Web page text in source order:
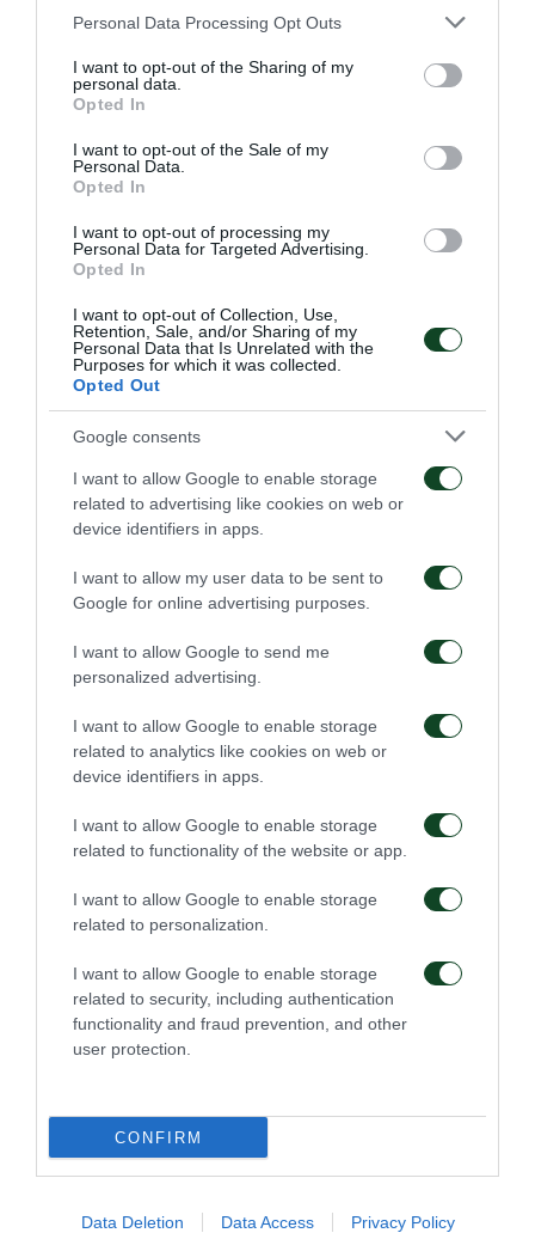
Please note that this website/app uses one or more Google
not limited to your visit or usage behaviour. You may click to
grant or deny consent to Google and its third-party tags to
use your data for below specified purposes in below Google
consent section.
Personal Data Processing Opt Outs
I want to opt-out of the Sharing of my
personal data.
Opted In
I want to opt-out of the Sale of my
Personal Data.
Opted In
I want to opt-out of processing my
Personal Data for Targeted Advertising.
Opted In
I want to opt-out of Collection, Use,
Retention, Sale, and/or Sharing of my
Personal Data that Is Unrelated with the
Purposes for which it was collected.
Opted Out
Google consents
I want to allow Google to enable storage
related to advertising like cookies on web or
device identifiers in apps.
I want to allow my user data to be sent to
Google for online advertising purposes.
I want to allow Google to send me
personalized advertising.
I want to allow Google to enable storage
related to analytics like cookies on web or
device identifiers in apps.
I want to allow Google to enable storage
related to functionality of the website or app.
I want to allow Google to enable storage
related to personalization.
I want to allow Google to enable storage
related to security, including authentication
functionality and fraud prevention, and other
user protection.
CONFIRM
Data Deletion Data Access Privacy Policy
σοβαρή έκβαση.
Σήμερα το πρωί αιφνιδίως η νομική σύμβουλος του
δήθεν επενδυτή ενημέρωσε την ΠΑΕ ότι δεν
πρόκειται να καταβληθούν εντός της ημέρας τα
χρήματα όπως είχε δεσμευτικά συμφωνηθεί και
ζήτησε νέα προθεσμία για την Τρίτη.
Είναι προφανές ότι αυτή η παρελκυστική τακτική δεν
κατατείνει στην επένδυση στον Παναθηναϊκό αλλά
αποτελεί μία πρωτοφανή στα αθλητικά χρονικά
αθλιότητα.
Ο Παναθηναϊκός αφού εξάντλησε όλα τα περιθώρια
ανοχής δεν μπορεί να επιτρέψει να διασύρεται άλλο
η ιστορία του συλλόγου με αμφιλεγόμενα πρόσωπα
Ηδη δόθηκαν οι σχετικές εντολές προς τους
νομικούς συμβούλους της εταιρείας να κινηθούν
δικαστικά εναντίον αυτών που έβλαψαν με τις
πράξεις και τη συμπεριφορά τους την ΠΑΕ.
Αυτονόητο είναι ότι υπό τις συγκεκριμένες συνθήκες
το ζήτημα για τον Παναθηναϊκό και τους δήθεν
επενδυτές του κυρίου Τσάκα κλείνει εδώ οριστικά
και ουδεμία συνέχεια μπορεί να δοθεί. Διότι έχει
χαθεί πλέον κάθε σοβαρότητα από την πλευρά των
δήθεν επενδυτών.
ΠΑΕ